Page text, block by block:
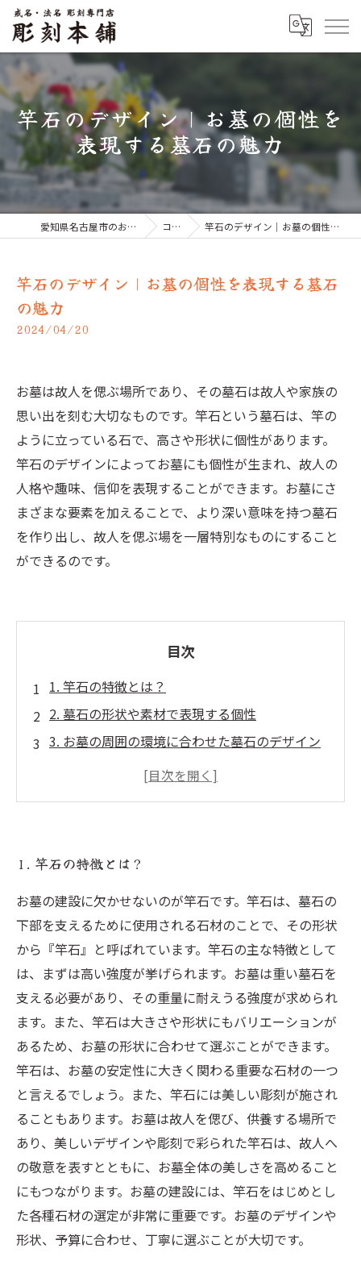
竿石のデザイン｜お墓の個性を
表現する墓石の魅力
愛知県名古屋市のお墓なら彫刻本舗 コラム 竿石のデザイン｜お墓の個性を表現する墓石の魅力
竿石のデザイン｜お墓の個性を表現する墓石
の魅力
2024/04/20
お墓は故人を偲ぶ場所であり、その墓石は故人や家族の
思い出を刻む大切なものです。竿石という墓石は、竿の
ように立っている石で、高さや形状に個性があります。
竿石のデザインによってお墓にも個性が生まれ、故人の
人格や趣味、信仰を表現することができます。お墓にさ
まざまな要素を加えることで、より深い意味を持つ墓石
を作り出し、故人を偲ぶ場を一層特別なものにすること
ができるのです。
目次
1. 竿石の特徴とは？
2. 墓石の形状や素材で表現する個性
3. お墓の周囲の環境に合わせた墓石のデザイン
4. 竿石を用いたモダンなお墓デザインの魅力
1. 竿石の特徴とは？
お墓の建設に欠かせないのが竿石です。竿石は、墓石の
下部を支えるために使用される石材のことで、その形状
から『竿石』と呼ばれています。竿石の主な特徴として
は、まずは高い強度が挙げられます。お墓は重い墓石を
支える必要があり、その重量に耐えうる強度が求められ
ます。また、竿石は大きさや形状にもバリエーションが
あるため、お墓の形状に合わせて選ぶことができます。
竿石は、お墓の安定性に大きく関わる重要な石材の一つ
と言えるでしょう。また、竿石には美しい彫刻が施され
ることもあります。お墓は故人を偲び、供養する場所で
あり、美しいデザインや彫刻で彩られた竿石は、故人へ
の敬意を表すとともに、お墓全体の美しさを高めること
にもつながります。お墓の建設には、竿石をはじめとし
た各種石材の選定が非常に重要です。お墓のデザインや
形状、予算に合わせ、丁寧に選ぶことが大切です。